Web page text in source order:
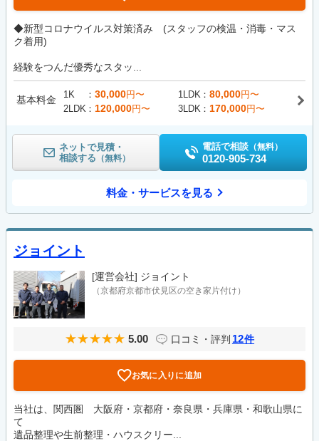
◆新型コロナウイルス対策済み (スタッフの検温・消毒・マス
ク着用)
経験をつんだ優秀なスタッ...
基本料金 1K 30,000円〜 1LDK 80,000円〜
2LDK
120,000円〜 3LDK 170,000円〜
ネットで見積・
相談する （無料）
電話で相談 （無料）
0120-905-734
料金・サービスを見る
ジョイント
[運営会社] ジョイント
（京都府京都市伏見区の空き家片付け）
5.00 口コミ・評判 12件
お気に入りに追加
当社は、関西圏 大阪府・京都府・奈良県・兵庫県・和歌山県に
て
遺品整理や生前整理・ハウスクリー...